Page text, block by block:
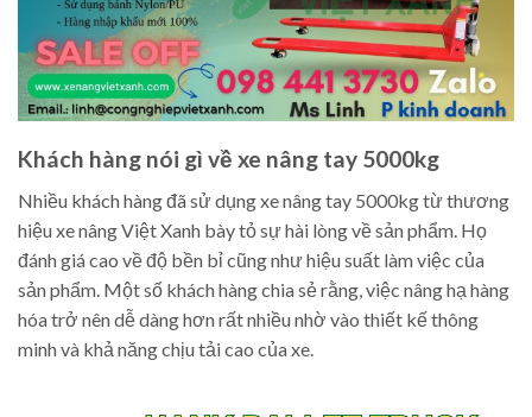
Khách hàng nói gì về xe nâng tay 5000kg
Nhiều khách hàng đã sử dụng xe nâng tay 5000kg từ thương
hiệu xe nâng Việt Xanh bày tỏ sự hài lòng về sản phẩm. Họ
đánh giá cao về độ bền bỉ cũng như hiệu suất làm việc của
sản phẩm. Một số khách hàng chia sẻ rằng, việc nâng hạ hàng
hóa trở nên dễ dàng hơn rất nhiều nhờ vào thiết kế thông
minh và khả năng chịu tải cao của xe.